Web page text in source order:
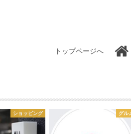
トップページへ
ショッピング グル